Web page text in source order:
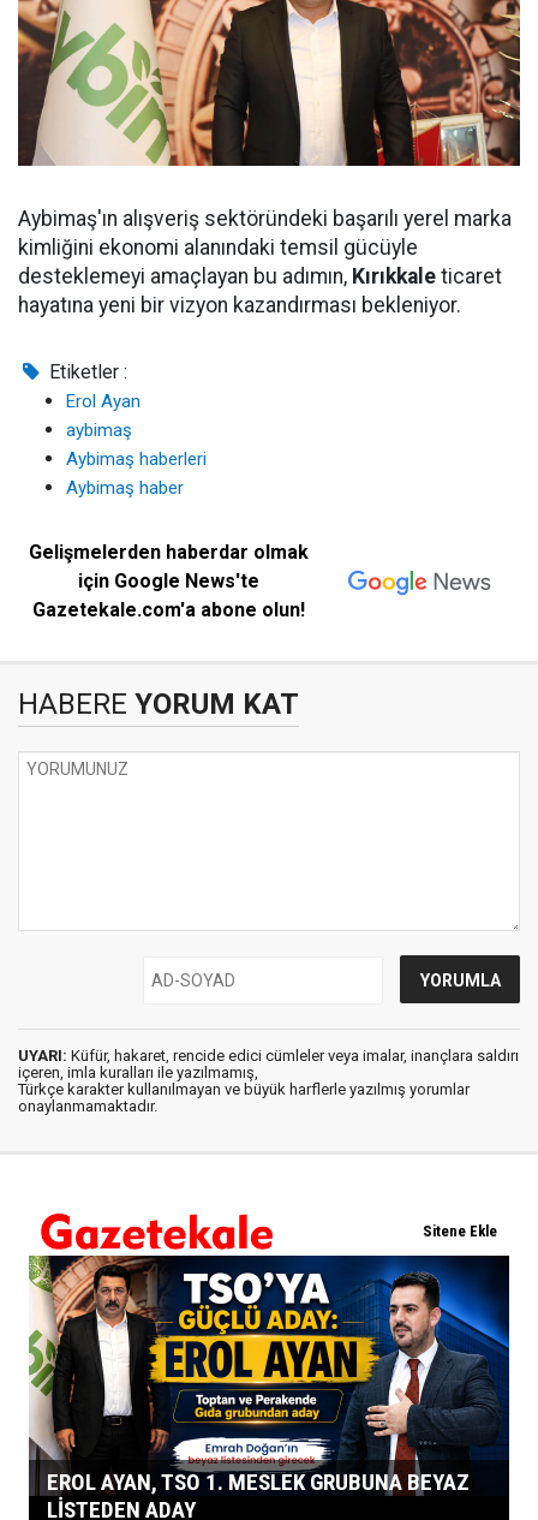
Aybimaş'ın alışveriş sektöründeki başarılı yerel marka
kimliğini ekonomi alanındaki temsil gücüyle
desteklemeyi amaçlayan bu adımın, Kırıkkale ticaret
hayatına yeni bir vizyon kazandırması bekleniyor.
Etiketler :
Erol Ayan
aybimaş
Aybimaş haberleri
Aybimaş haber
Gelişmelerden haberdar olmak
için Google News'te
Gazetekale.com'a abone olun!
HABERE YORUM KAT
UYARI: Küfür, hakaret, rencide edici cümleler veya imalar, inançlara saldırı
içeren, imla kuralları ile yazılmamış,
Türkçe karakter kullanılmayan ve büyük harflerle yazılmış yorumlar
onaylanmamaktadır.